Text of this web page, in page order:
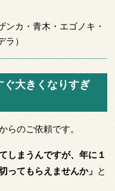
ンカ・青木・エゴノキ・
）
ぐ大きくなりすぎ
らのご依頼です。
しまうんですが、年に１
ってもらえませんか」 と